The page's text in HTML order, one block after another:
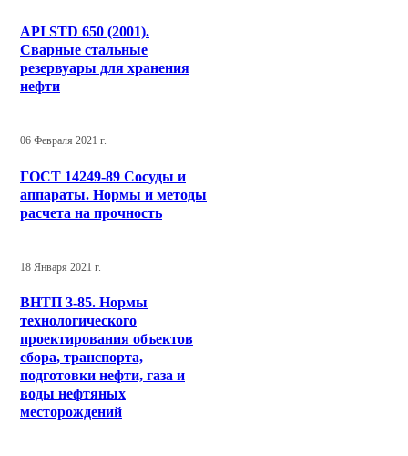
API STD 650 (2001).
Сварные стальные
резервуары для хранения
нефти
06 Февраля 2021 г.
ГОСТ 14249-89 Сосуды и
аппараты. Нормы и методы
расчета на прочность
18 Января 2021 г.
ВНТП 3-85. Нормы
технологического
проектирования объектов
сбора, транспорта,
подготовки нефти, газа и
воды нефтяных
месторождений